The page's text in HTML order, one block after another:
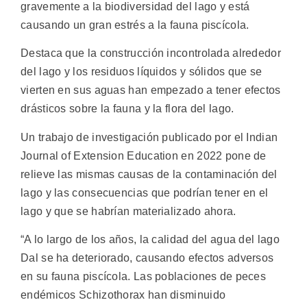
gravemente a la biodiversidad del lago y está
causando un gran estrés a la fauna piscícola.
Destaca que la construcción incontrolada alrededor
del lago y los residuos líquidos y sólidos que se
vierten en sus aguas han empezado a tener efectos
drásticos sobre la fauna y la flora del lago.
Un trabajo de investigación publicado por el Indian
Journal of Extension Education en 2022 pone de
relieve las mismas causas de la contaminación del
lago y las consecuencias que podrían tener en el
lago y que se habrían materializado ahora.
“A lo largo de los años, la calidad del agua del lago
Dal se ha deteriorado, causando efectos adversos
en su fauna piscícola. Las poblaciones de peces
endémicos Schizothorax han disminuido